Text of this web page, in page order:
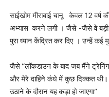
साईखोम मीराबाई चानू केवल 12 वर्ष
अभ्यास करने लगी । जैसे -जैसे वे बड़ी
पुरा ध्यान केंद्रित कर दिए । उन्हें कई
जैसे “लॉकडाउन के बाद जब मैंने ट्रेनिंग
और मेरे दाहिने कंधे में कुछ दिक्कत थी।
उठाने के दौरान यह कड़ा हो जाएगा”